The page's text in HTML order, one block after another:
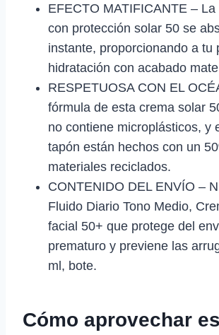
EFECTO MATIFICANTE –
con protección solar 50 se
instante, proporcionando a tu
hidratación con acabado
RESPETUOSA CON EL
fórmula de esta crema solar
no contiene microplásticos, y
tapón están hechos con un
materiales reciclados.
CONTENIDO DEL ENVÍO –
Fluido Diario Tono Medio,
facial 50+ que protege del
prematuro y previene las
ml, bote.
Cómo aprovechar